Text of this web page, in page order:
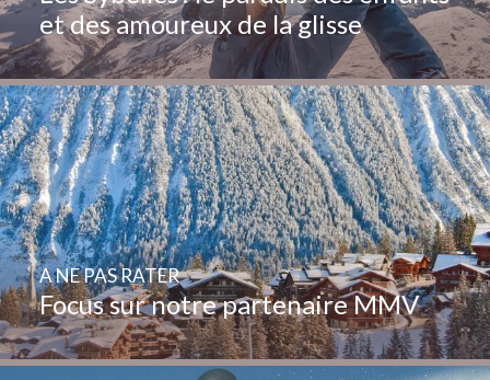
et des amoureux de la glisse
Focus sur notre partenaire MMV
A NE PAS RATER